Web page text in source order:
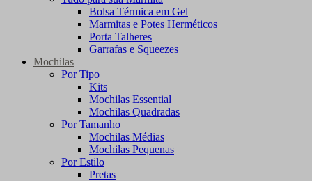
Bolsa Térmica em Gel
Marmitas e Potes Herméticos
Porta Talheres
Garrafas e Squeezes
Mochilas
Por Tipo
Kits
Mochilas Essential
Mochilas Quadradas
Por Tamanho
Mochilas Médias
Mochilas Pequenas
Por Estilo
Pretas